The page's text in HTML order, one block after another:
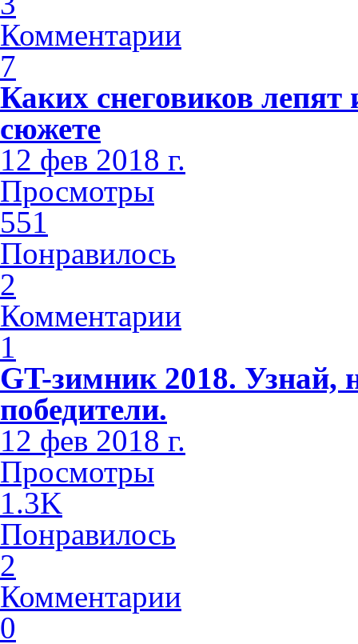
Комментарии
7
Каких снеговиков
сюжете
12 фев 2018 г.
Просмотры
551
Понравилось
2
Комментарии
1
GT-зимник 2018. Узнай,
победители.
12 фев 2018 г.
Просмотры
1.3K
Понравилось
2
Комментарии
0